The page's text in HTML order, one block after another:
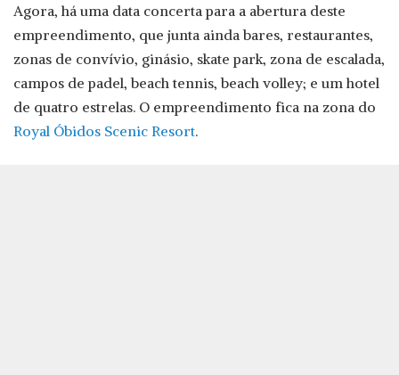
Agora, há uma data concerta para a abertura deste
empreendimento, que junta ainda bares, restaurantes,
zonas de convívio, ginásio, skate park, zona de escalada,
campos de padel, beach tennis, beach volley; e um hotel
de quatro estrelas. O empreendimento fica na zona do
Royal Óbidos Scenic Resort.